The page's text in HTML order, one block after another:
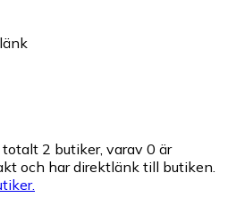
2 butiker, varav 0 är
och har direktlänk till butiken.